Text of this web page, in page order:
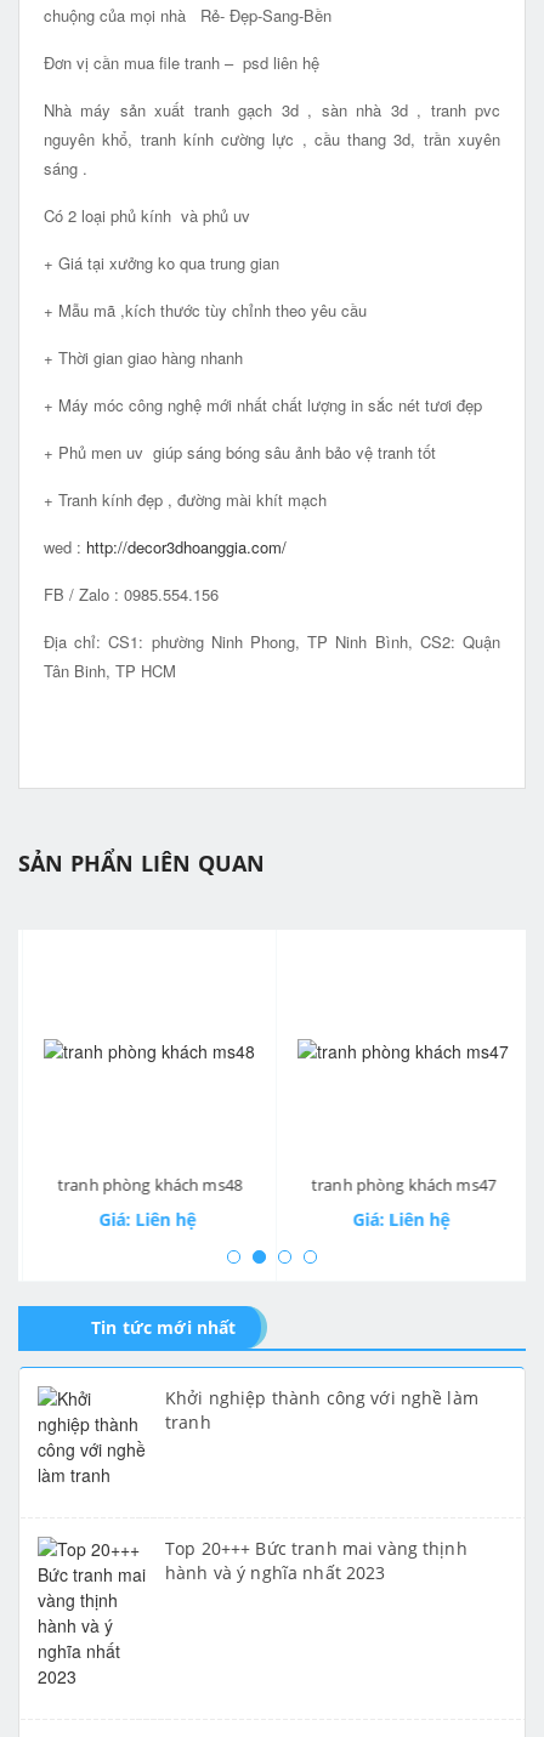
chuộng của mọi nhà Rẻ- Đẹp-Sang-Bền
Đơn vị cần mua file tranh – psd liên hệ
Nhà máy sản xuất tranh gạch 3d , sàn nhà 3d , tranh pvc
nguyên khổ, tranh kính cường lực , cầu thang 3d, trần xuyên
sáng .
Có 2 loại phủ kính và phủ uv
+ Giá tại xưởng ko qua trung gian
+ Mẫu mã ,kích thước tùy chỉnh theo yêu cầu
+ Thời gian giao hàng nhanh
+ Máy móc công nghệ mới nhất chất lượng in sắc nét tươi đẹp
+ Phủ men uv giúp sáng bóng sâu ảnh bảo vệ tranh tốt
+ Tranh kính đẹp , đường mài khít mạch
wed : http://decor3dhoanggia.com/
FB / Zalo : 0985.554.156
Địa chỉ: CS1: phường Ninh Phong, TP Ninh Bình, CS2: Quận
Tân Binh, TP HCM
SẢN PHẨN LIÊN QUAN
tranh phòng khách ms48
Giá: Liên hệ
tranh phòng khách ms47
Giá: Liên hệ
Tin tức mới nhất
Khởi nghiệp thành công với nghề làm
tranh
Top 20+++ Bức tranh mai vàng thịnh
hành và ý nghĩa nhất 2023